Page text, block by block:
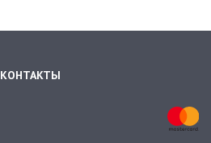
КОНТАКТЫ